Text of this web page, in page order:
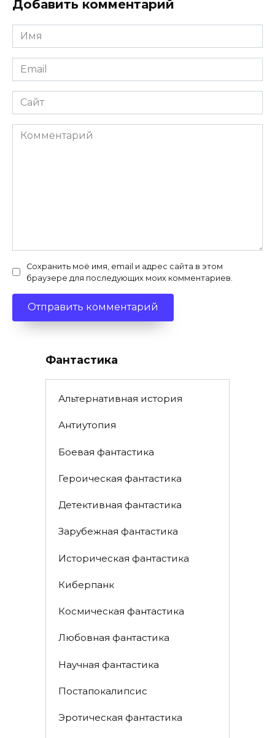
Добавить комментарий
Имя
*
Email
*
Сайт
Комментарий
Сохранить моё имя, email и адрес сайта в этом
браузере для последующих моих комментариев.
Фантастика
Альтернативная история
Антиутопия
Боевая фантастика
Героическая фантастика
Детективная фантастика
Зарубежная фантастика
Историческая фантастика
Киберпанк
Космическая фантастика
Любовная фантастика
Научная фантастика
Постапокалипсис
Эротическая фантастика